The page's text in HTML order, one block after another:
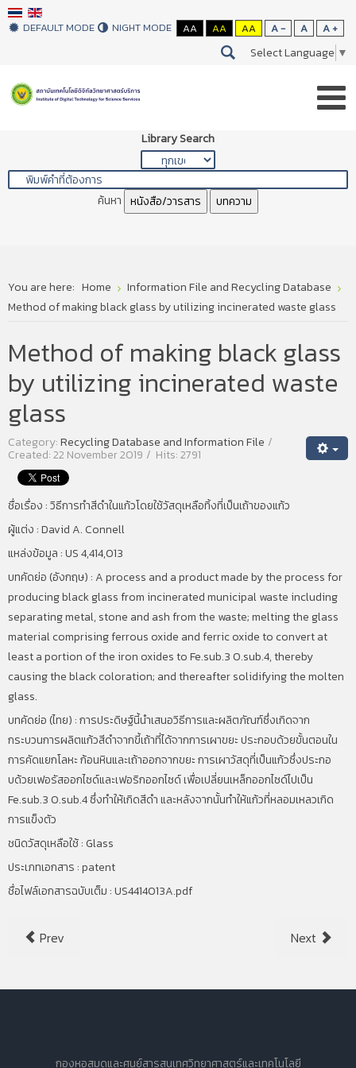
DEFAULT MODE NIGHT MODE AA AA AA A - A A +
Select Language ▼
Library Search
ค้นหา หนังสือ/วารสาร บทความ
You are here: Home
Information File and Recycling Database
Method of making black glass by utilizing incinerated waste glass
Method of making black glass
by utilizing incinerated waste
glass
Category:Recycling Database and Information File
Created: 22 November 2019 Hits: 2791
ชื่อเรื่อง :วิธีการทำสีดำในแก้วโดยใช้วัสดุเหลือทิ้งที่เป็นเถ้าของแก้ว
ผู้แต่ง : David A. Connell
แหล่งข้อมูล : US 4,414,013
บทคัดย่อ (อังกฤษ) : A process and a product made by the process for
producing black glass from incinerated municipal waste including
separating metal, stone and ash from the waste; melting the glass
material comprising ferrous oxide and ferric oxide to convert at
least a portion of the iron oxides to Fe.sub.3 O.sub.4, thereby
causing the black coloration; and thereafter solidifying the molten
glass.
บทคัดย่อ (ไทย) :การประดิษฐ์นี้นำเสนอวิธีการและผลิตภัณฑ์ซึ่งเกิดจาก
กระบวนการผลิตแก้วสีดำจากขี้เถ้าที่ได้จากการเผาขยะ ประกอบด้วยขั้นตอนใน
การคัดแยกโลหะ ก้อนหินและเถ้าออกจากขยะ การเผาวัสดุที่เป็นแก้วซึ่งประกอ
บด้วยเฟอรัสออกไซด์และเฟอริกออกไซด์ เพื่อเปลี่ยนเหล็กออกไซด์ไปเป็น
Fe.sub.3 O.sub.4ซึ่งทำให้เกิดสีดำ และหลังจากนั้นทำให้แก้วที่หลอมเหลวเกิด
การแข็งตัว
ชนิดวัสดุเหลือใช้ : Glass
ประเภทเอกสาร : patent
ชื่อไฟล์เอกสารฉบับเต็ม :US4414013A.pdf
Prev Next
กองหอสมุดและศูนย์สารสนเทศวิทยาศาสตร์และเทคโนโลยี